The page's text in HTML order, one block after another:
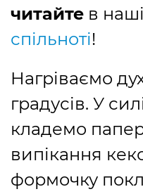
читайте в
спільноті!
Нагріваємо
градусів. У
кладемо
випікання
формочку